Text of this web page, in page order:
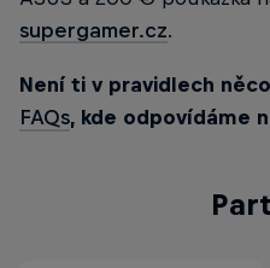
supergamer.cz.
Není ti v pravidlech
FAQs, kde odpovídáme